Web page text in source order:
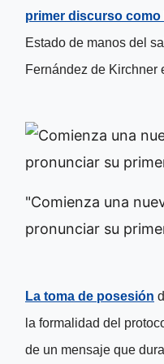
primer discurso como
Estado de manos del
Fernández de Kirchner
"Comienza una
pronunciar su
La toma de posesión
la formalidad del
de un mensaje que